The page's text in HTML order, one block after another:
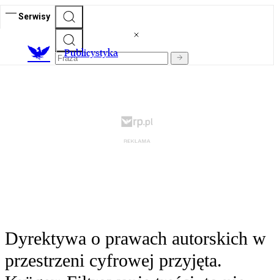
Serwisy
Publicystyka
Dyrektywa o prawach autorskich w
przestrzeni cyfrowej przyjęta.